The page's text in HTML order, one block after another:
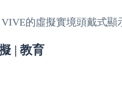
VIVE的虛擬實境頭戴式
| 教育